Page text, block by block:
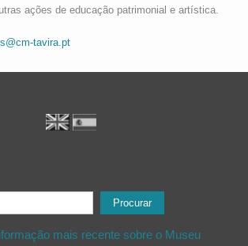
ações de educação patrimonial e artística.
tavira.pt
procura
mais recente sobre o Museu